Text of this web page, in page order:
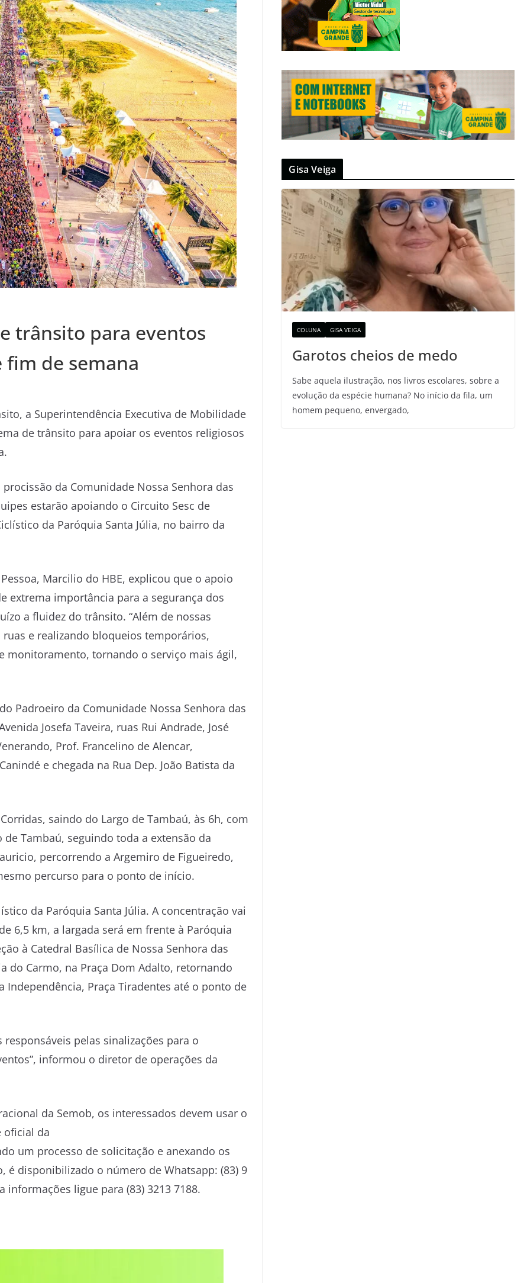
trânsito para eventos
de semana
a Superintendência Executiva de Mobilidade
de trânsito para apoiar os eventos religiosos
da Comunidade Nossa Senhora das
estarão apoiando o Circuito Sesc de
da Paróquia Santa Júlia, no bairro da
Marcilio do HBE, explicou que o apoio
extrema importância para a segurança dos
a fluidez do trânsito. “Além de nossas
e realizando bloqueios temporários,
monitoramento, tornando o serviço mais ágil,
Padroeiro da Comunidade Nossa Senhora das
Josefa Taveira, ruas Rui Andrade, José
Prof. Francelino de Alencar,
e chegada na Rua Dep. João Batista da
saindo do Largo de Tambaú, às 6h, com
Tambaú, seguindo toda a extensão da
percorrendo a Argemiro de Figueiredo,
percurso para o ponto de início.
da Paróquia Santa Júlia. A concentração vai
6,5 km, a largada será em frente à Paróquia
à Catedral Basílica de Nossa Senhora das
do Carmo, na Praça Dom Adalto, retornando
Independência, Praça Tiradentes até o ponto de
pelas sinalizações para o
informou o diretor de operações da
da Semob, os interessados devem usar o
oficial da
um processo de solicitação e anexando os
é disponibilizado o número de Whatsapp: (83) 9
informações ligue para (83) 3213 7188.
Gisa Veiga
COLUNA GISA VEIGA
Garotos cheios de medo
Sabe aquela ilustração, nos livros escolares, sobre a
evolução da espécie humana? No início da fila, um
homem pequeno, envergado,